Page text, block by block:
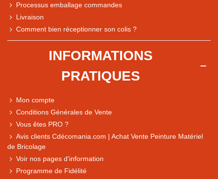
Comparaison des performances du magasin
Processus emballage commandes
Livraison
Comment bien réceptionner son colis ?
INFORMATIONS
PRATIQUES
Mon compte
Conditions Générales de Vente
Vous êtes PRO ?
Avis clients Cdécomania.com | Achat Vente Peinture Matériel
de Bricolage
Voir nos pages d'information
Programme de Fidélité